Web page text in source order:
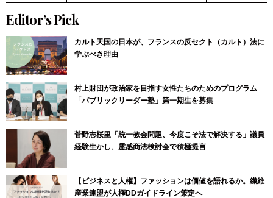
Editor’s Pick
カルト天国の日本が、フランスの反セクト（カルト）法に
学ぶべき理由
村上財団が政治家を目指す女性たちのためのプログラム
「パブリックリーダー塾」第一期生を募集
菅野志桜里「統一教会問題、今度こそ法で解決する」議員
経験生かし、霊感商法検討会で積極提言
【ビジネスと人権】ファッションは価値を語れるか。繊維
産業連盟が人権DDガイドライン策定へ